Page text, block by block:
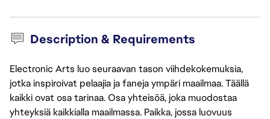
Description & Requirements
Electronic Arts luo seuraavan tason viihdekokemuksia,
jotka inspiroivat pelaajia ja faneja ympäri maailmaa. Täällä
kaikki ovat osa tarinaa. Osa yhteisöä, joka muodostaa
yhteyksiä kaikkialla maailmassa. Paikka, jossa luovuus